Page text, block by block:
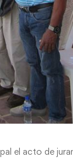
el acto de